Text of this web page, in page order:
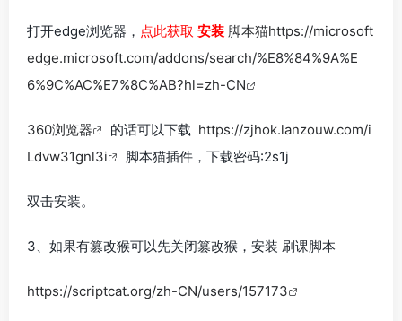
打开edge浏览器， 点此获取 安装 脚本猫https://microsoft
edge.microsoft.com/addons/search/%E8%84%9A%E
6%9C%AC%E7%8C%AB?hl=zh-CN
360浏览器 的话可以下载 https://zjhok.lanzouw.com/i
Ldvw31gnl3i
脚本猫插件，下载密码:2s1j
双击安装。
3、如果有篡改猴可以先关闭篡改猴，安装 刷课脚本
https://scriptcat.org/zh-CN/users/157173